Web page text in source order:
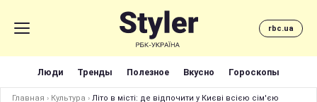
rbc.ua
Люди Тренды Полезное Вкусно Гороскопы
Главная › Культура › Літо в місті: де відпочити у Києві всією сім'єю